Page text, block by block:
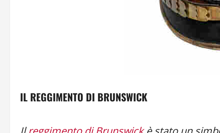
IL REGGIMENTO DI BRUNSWICK